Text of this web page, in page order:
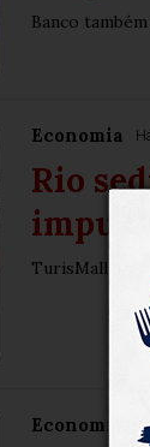
Banco
Economia
Rio
TurisMall
Economia